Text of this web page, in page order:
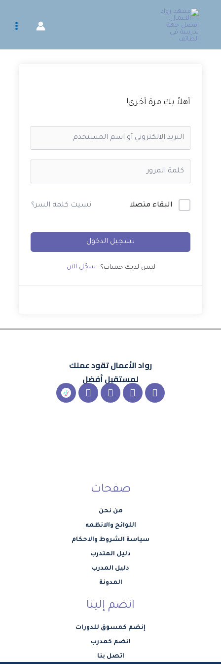
المحتوى
أهلاً بك مرة أخرى!
البقاء متصلا نسيت كلمة السر؟
تسجيل الدخول
ليس لديك حساب؟ سجّل الآن
رواد الأعمالتقود عملك
لمستقبل أفضل
Instagram
X-
Linkedin
Snapchat
شعار
صفحات
من نحن
اللوائح والانظمه
سياسة الشروط والاحكام
دليل المتدرب
دليل المدرب
المدونة
انضم إلينا
إنضم كمسوق للدورات
انضم كمدرب
اتصل بنا